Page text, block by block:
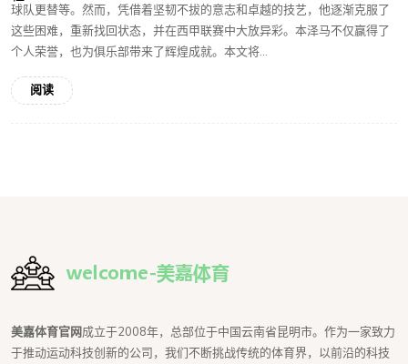
球队更替等。然而，凭借着坚韧不拔的意志和卓越的技艺，他逐渐克服了
这些困难，重新找回状态，并在西甲联赛中大放异彩。本泽马不仅赢得了
个人荣誉，也为俱乐部带来了辉煌成就。本文将...
阅读
美嘉体育官网成立于2008年，总部位于中国云南省昆明市。作为一家致力
于推动运动科技创新的公司，我们不断挑战传统的体育界，以前沿的科技